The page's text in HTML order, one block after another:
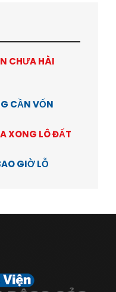
CHƯA HÀI
CẦN VỐN
XONG LÔ ĐẤT
GIỜ LỖ